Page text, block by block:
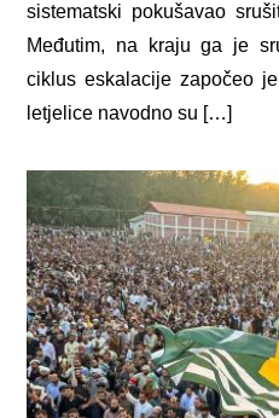
sistematski pokušavao
Međutim, na kraju ga je
ciklus eskalacije započeo
letjelice navodno su […]